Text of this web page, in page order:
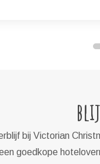
bij Victorian
goedkope